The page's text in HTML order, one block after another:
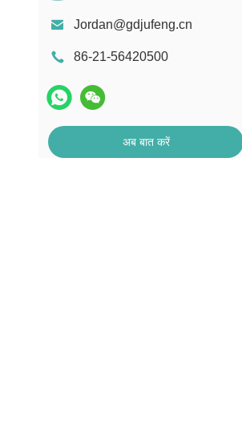
Jordan@gdjufeng.cn
86-21-56420500
अब बात करें